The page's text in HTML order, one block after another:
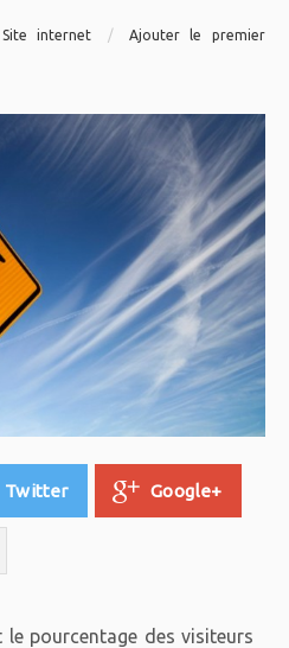
Site internet / Ajouter le premier
Twitter Google+
le pourcentage des visiteurs